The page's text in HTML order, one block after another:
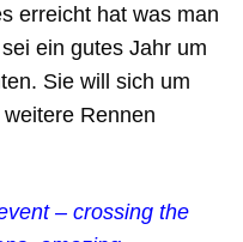
erreicht hat was man
ein gutes Jahr um
Sie will sich um
Rennen
– crossing the